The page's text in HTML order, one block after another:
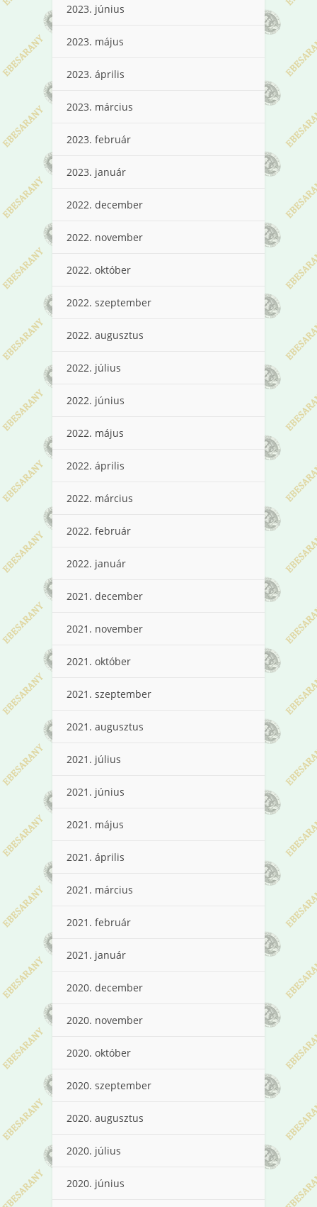
2023. június
2023. május
2023. április
2023. március
2023. február
2023. január
2022. december
2022. november
2022. október
2022. szeptember
2022. augusztus
2022. július
2022. június
2022. május
2022. április
2022. március
2022. február
2022. január
2021. december
2021. november
2021. október
2021. szeptember
2021. augusztus
2021. július
2021. június
2021. május
2021. április
2021. március
2021. február
2021. január
2020. december
2020. november
2020. október
2020. szeptember
2020. augusztus
2020. július
2020. június